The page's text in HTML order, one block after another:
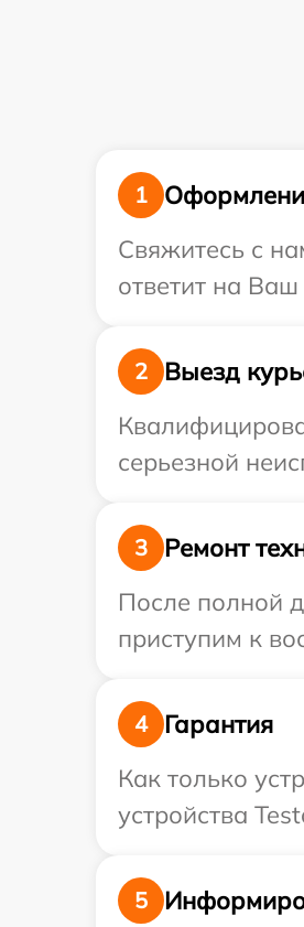
1
Свяжитесь с
ответит на
2
Выезд
серьезной
3
Ремонт
После полной
приступим к
4
Гарантия
Как только
устройства
5